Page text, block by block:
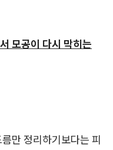
모공이 다시 막히는
만 정리하기보다는 피